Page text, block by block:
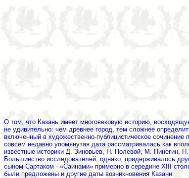
О том, что Казань имеет многовековую историю,
не удивительно: чем древнее город, тем сложнее
включенный в художественно-публицистическое
совсем недавно упомянутая дата рассматривалась как
известные историки Д. Зиновьев, Н. Полевой, М. Пинегин,
Большинство исследователей, однако, придерживалось
сыном Сартаком - «Саинами» примерно в середине XIII
были предложены и другие даты возникновения Казани: